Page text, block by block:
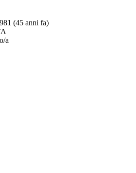
(45 anni fa)
a